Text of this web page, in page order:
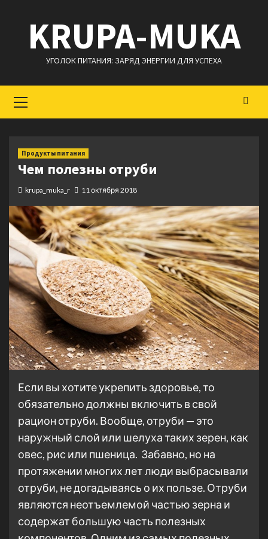
содержимому
KRUPA-MUKA
УГОЛОК ПИТАНИЯ: ЗАРЯД ЭНЕРГИИ ДЛЯ УСПЕХА
меню
Продукты питания
Чем полезны отруби
krupa_muka_r 11 октября 2018
Если вы хотите укрепить здоровье, то
обязательно должны включить в свой
рацион отруби. Вообще, отруби — это
наружный слой или шелуха таких зерен, как
овес, рис или пшеница. Забавно, но на
протяжении многих лет люди выбрасывали
отруби, не догадываясь о их пользе. Отруби
являются неотъемлемой частью зерна и
содержат большую часть полезных